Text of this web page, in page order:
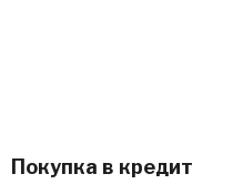
Покупка в кредит